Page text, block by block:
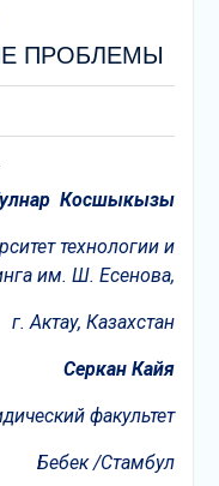
ПРОБЛЕМЫ
улнар Косшыкызы
технологиии
им. Ш. Есенова,
г. Актау, Казахстан
Серкан Кайя
факультет
Бебек /Стамбул